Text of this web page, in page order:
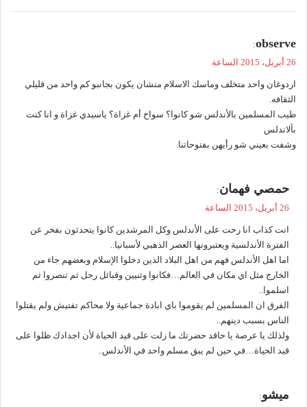
ي
ل
observe
:
26 أبريل، 2015 الساعة
اردوغان واحد متخلف وماسك الاسلام منشان يكون بجانبو كم واحد من قليلي
الثقافه.
طيب المسلمين بالأندلس شو كانوا؟ سواح أم غزاة؟ ياسيدي غزاة و انا كنت
بألاندلس
وشفت بعيني شو رأيهن بفتوحاتنا.
ي
ل
حمصي فهمان:
26 أبريل، 2015 الساعة
انت كذاب انا رحت على الأندلس وكل المرشدين كانوا يتحدثون بفخر عن
الفترة الأندلسية ويعتبرونها العصر الذهبي لأسبانيا..
اما اهل الأندلس فهم من اهل البلاد الذين دخلوا الإسلام وبعضهم جاء من
الخارج مثل اي مكان في العالم…فكانوا وثنيين وقبائل رحل ثم تنصروا ثم
اسلموا..
الفرق ان المسلمين لم يقوموا باي ابادة جماعية ولا محاكم تفتيش ولم يقتلوا
الناس بسبب دينهم..
ولذلك يا عرصة يا حاقد حضرتك ما زلت على قيد الحياة لأن اجدادك ظلوا على
قيد الحياة…في حين لم يبق مسلم واحد في الأندلس..
ميشو: